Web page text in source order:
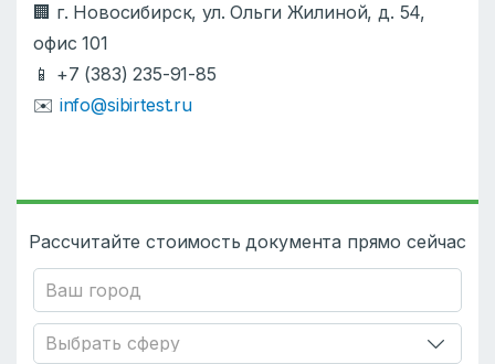
🏢 г. Новосибирск, ул. Ольги Жилиной, д. 54,
офис 101
📱 +7 (383) 235-91-85
✉️ info@sibirtest.ru
Рассчитайте стоимость документа прямо сейчас